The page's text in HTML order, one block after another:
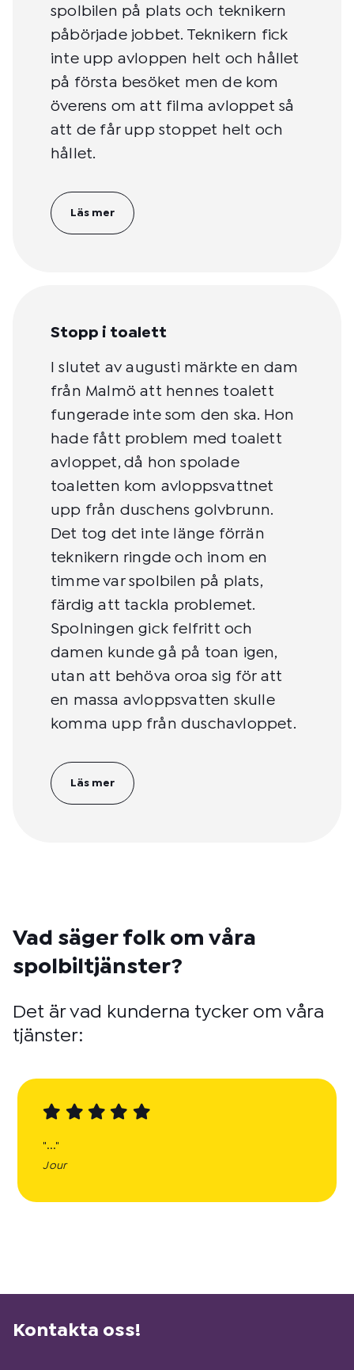
spolbilen på plats och teknikern
påbörjade jobbet. Teknikern fick
inte upp avloppen helt och hållet
på första besöket men de kom
överens om att filma avloppet så
att de får upp stoppet helt och
hållet.
Läs mer
Stopp i toalett
I slutet av augusti märkte en dam
från Malmö att hennes toalett
fungerade inte som den ska. Hon
hade fått problem med toalett
avloppet, då hon spolade
toaletten kom avloppsvattnet
upp från duschens golvbrunn.
Det tog det inte länge förrän
teknikern ringde och inom en
timme var spolbilen på plats,
färdig att tackla problemet.
Spolningen gick felfritt och
damen kunde gå på toan igen,
utan att behöva oroa sig för att
en massa avloppsvatten skulle
komma upp från duschavloppet.
Läs mer
Vad säger folk om våra
spolbiltjänster?
Det är vad kunderna tycker om våra
tjänster:
"..."
Jour
Kontakta oss!